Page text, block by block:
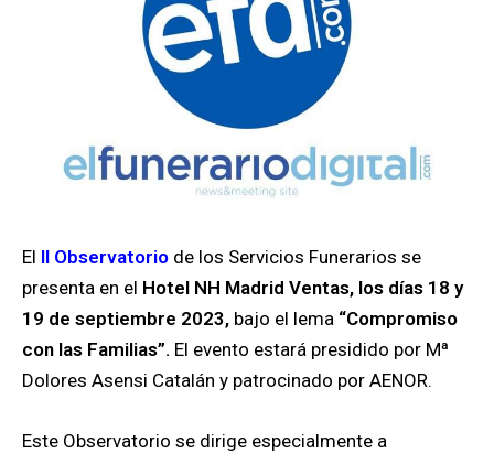
El II Observatorio de los Servicios Funerarios se
presenta en el Hotel NH Madrid Ventas, los días 18 y
19 de septiembre 2023, bajo el lema “Compromiso
con las Familias”. El evento estará presidido por Mª
Dolores Asensi Catalán y patrocinado por AENOR.
Este Observatorio se dirige especialmente a